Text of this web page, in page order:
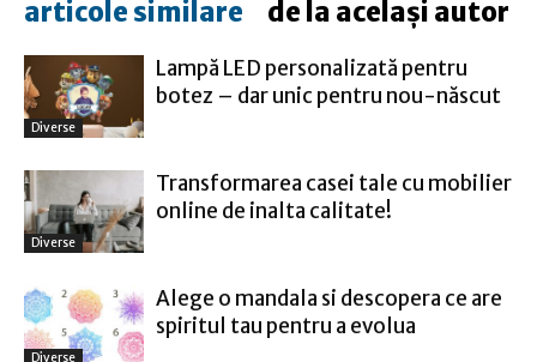
articole similare de la același autor
Diverse
Lampă LED personalizată pentru
botez – dar unic pentru nou-născut
Diverse
Transformarea casei tale cu mobilier
online de inalta calitate!
Diverse
Alege o mandala si descopera ce are
spiritul tau pentru a evolua